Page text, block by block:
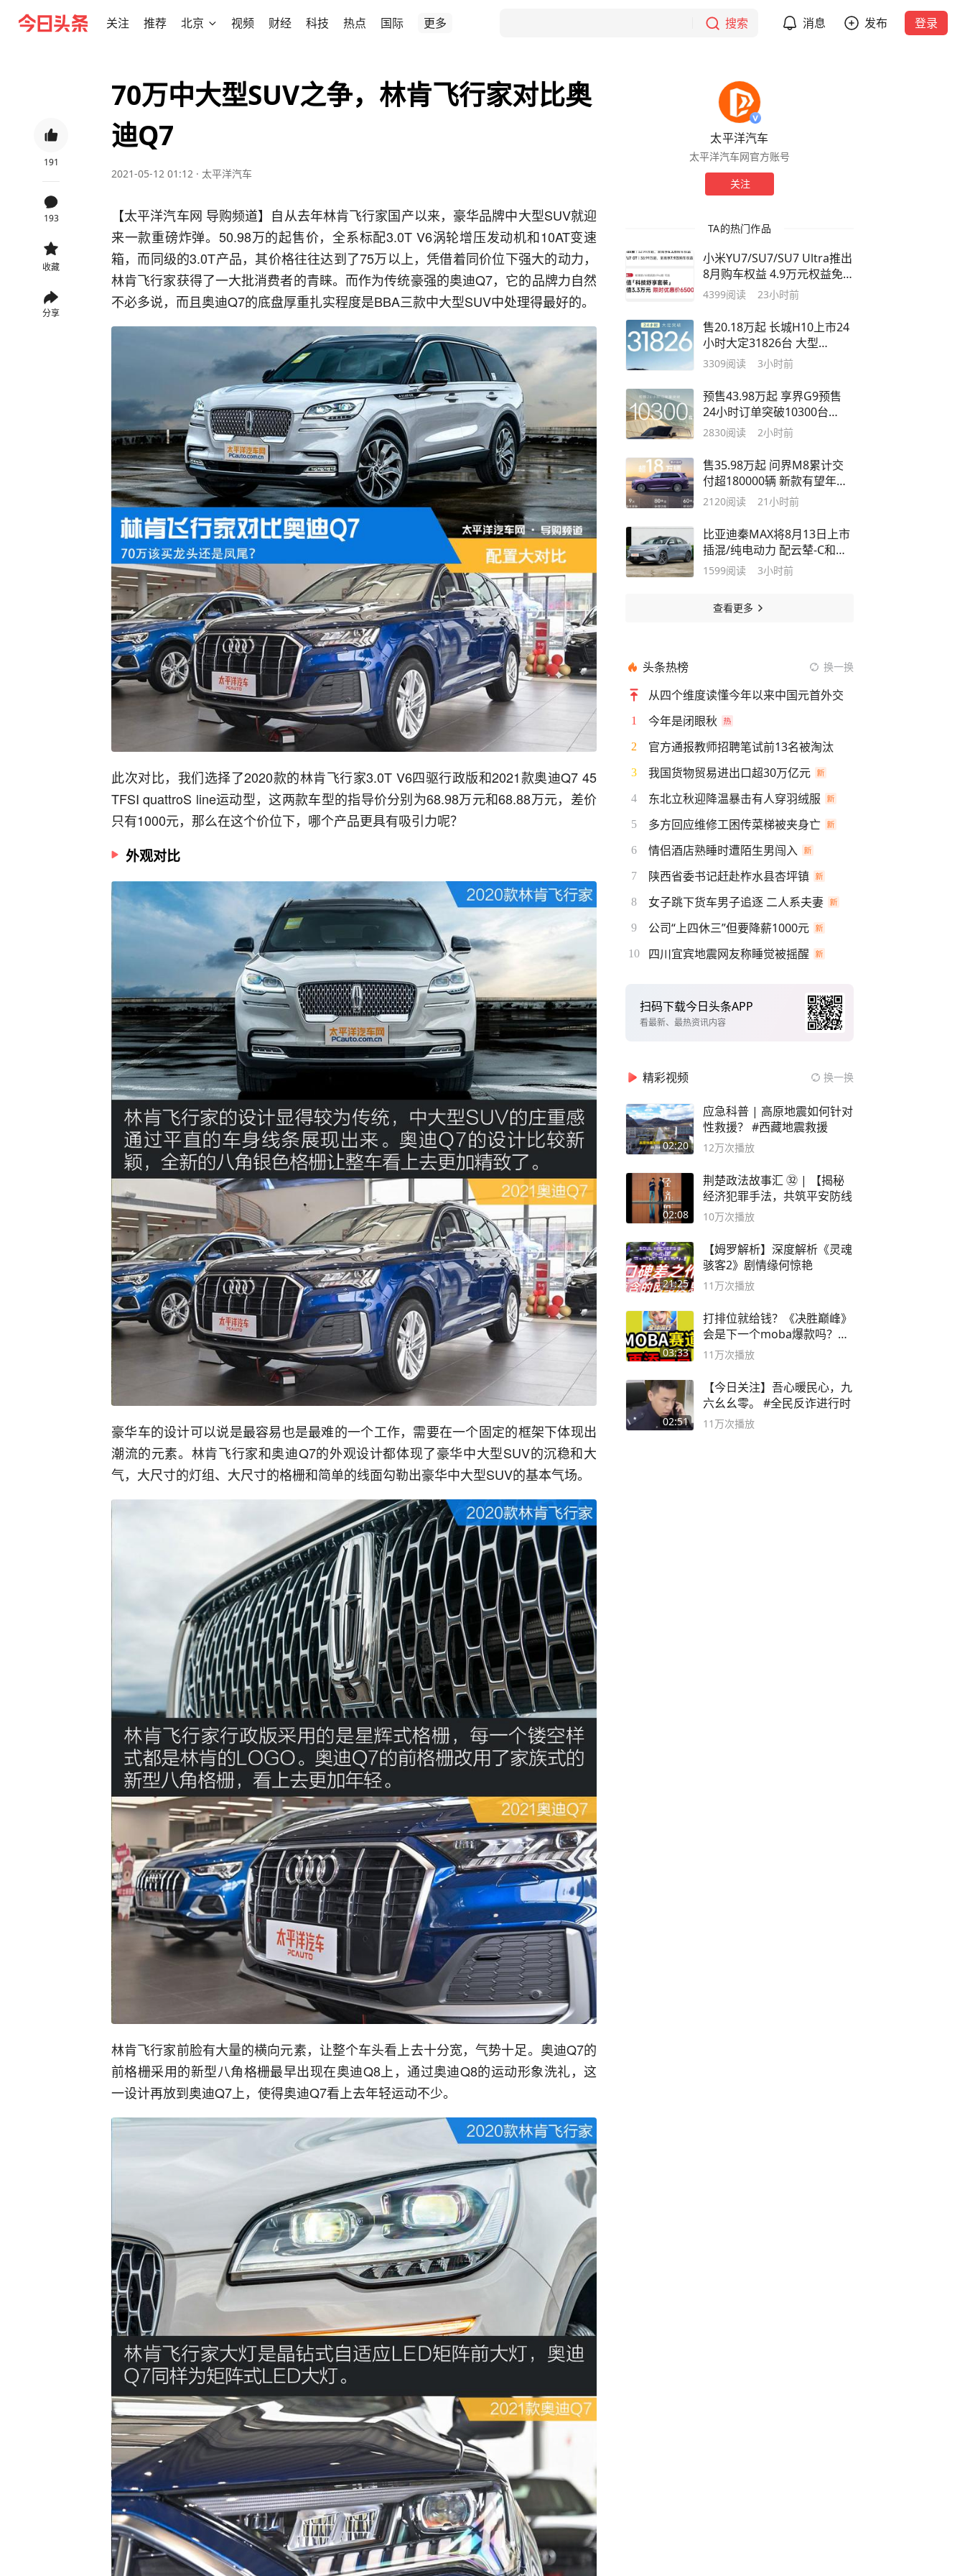
关注 推荐 北京 视频 财经 科技 热点 国际 更多 搜索 消息 发布 登录
191
193
收藏
分享
70万中大型SUV之争，林肯飞行家对比奥
迪Q7
2021-05-12 01:12 · 太平洋汽车
【太平洋汽车网 导购频道】自从去年林肯飞行家国产以来，豪华品牌中大型SUV就迎
来一款重磅炸弹。50.98万的起售价，全系标配3.0T V6涡轮增压发动机和10AT变速
箱，而同级的3.0T产品，其价格往往达到了75万以上，凭借着同价位下强大的动力，
林肯飞行家获得了一大批消费者的青睐。而作为传统豪强的奥迪Q7，它的品牌力自然
不必多说，而且奥迪Q7的底盘厚重扎实程度是BBA三款中大型SUV中处理得最好的。
此次对比，我们选择了2020款的林肯飞行家3.0T V6四驱行政版和2021款奥迪Q7 45
TFSI quattroS line运动型，这两款车型的指导价分别为68.98万元和68.88万元，差价
只有1000元，那么在这个价位下，哪个产品更具有吸引力呢？
外观对比
豪华车的设计可以说是最容易也是最难的一个工作，需要在一个固定的框架下体现出
潮流的元素。林肯飞行家和奥迪Q7的外观设计都体现了豪华中大型SUV的沉稳和大
气，大尺寸的灯组、大尺寸的格栅和简单的线面勾勒出豪华中大型SUV的基本气场。
林肯飞行家前脸有大量的横向元素，让整个车头看上去十分宽，气势十足。奥迪Q7的
前格栅采用的新型八角格栅最早出现在奥迪Q8上，通过奥迪Q8的运动形象洗礼，这
一设计再放到奥迪Q7上，使得奥迪Q7看上去年轻运动不少。
太平洋汽车
太平洋汽车网官方账号
关注
TA的热门作品
小米YU7/SU7/SU7 Ultra推出
8月购车权益 4.9万元权益免
费赠
4399阅读 23小时前
售20.18万起 长城H10上市24
小时大定31826台 大型
SUV/1.5T插混
3309阅读 3小时前
预售43.98万起 享界G9预售
24小时订单突破10300台
Ultra版占比90%
2830阅读 2小时前
售35.98万起 问界M8累计交
付超180000辆 新款有望年内
上市
2120阅读 21小时前
比亚迪秦MAX将8月13日上市
插混/纯电动力 配云辇-C和激
光雷达
1599阅读 3小时前
查看更多
头条热榜 换一换
从四个维度读懂今年以来中国元首外交
1 今年是闭眼秋
2 官方通报教师招聘笔试前13名被淘汰
3 我国货物贸易进出口超30万亿元
4 东北立秋迎降温暴击有人穿羽绒服
5 多方回应维修工困传菜梯被夹身亡
6 情侣酒店熟睡时遭陌生男闯入
7 陕西省委书记赶赴柞水县杏坪镇
8 女子跳下货车男子追逐 二人系夫妻
9 公司“上四休三”但要降薪1000元
10 四川宜宾地震网友称睡觉被摇醒
扫码下载今日头条APP
看最新、最热资讯内容
精彩视频 换一换
02:20
应急科普 | 高原地震如何针对
性救援？ #西藏地震救援
12万次播放
02:08
荆楚政法故事汇 ㉜ | 【揭秘
经济犯罪手法，共筑平安防线
10万次播放
21:25
【姆罗解析】深度解析《灵魂
骇客2》剧情缘何惊艳
11万次播放
03:33
打排位就给钱？《决胜巅峰》
会是下一个moba爆款吗？#
决胜巅峰
11万次播放
02:51
【今日关注】吾心暖民心，九
六幺幺零。 #全民反诈进行时
11万次播放